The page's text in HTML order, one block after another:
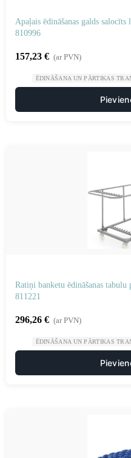
Apaļais ēdināšanas galds
810996
157,23 € (ar PVN)
ĒDINĀŠANA UN PĀRTIKAS
Ratiņi banketu ēdināšanas
811221
296,26 € (ar PVN)
ĒDINĀŠANA UN PĀRTIKAS